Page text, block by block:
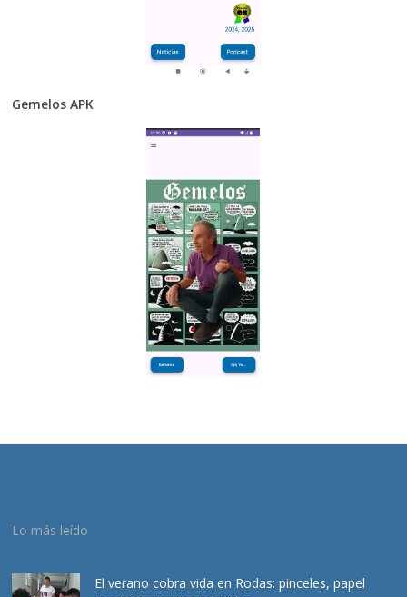
Gemelos APK
Lo más leído
El verano cobra vida en Rodas: pinceles, papel